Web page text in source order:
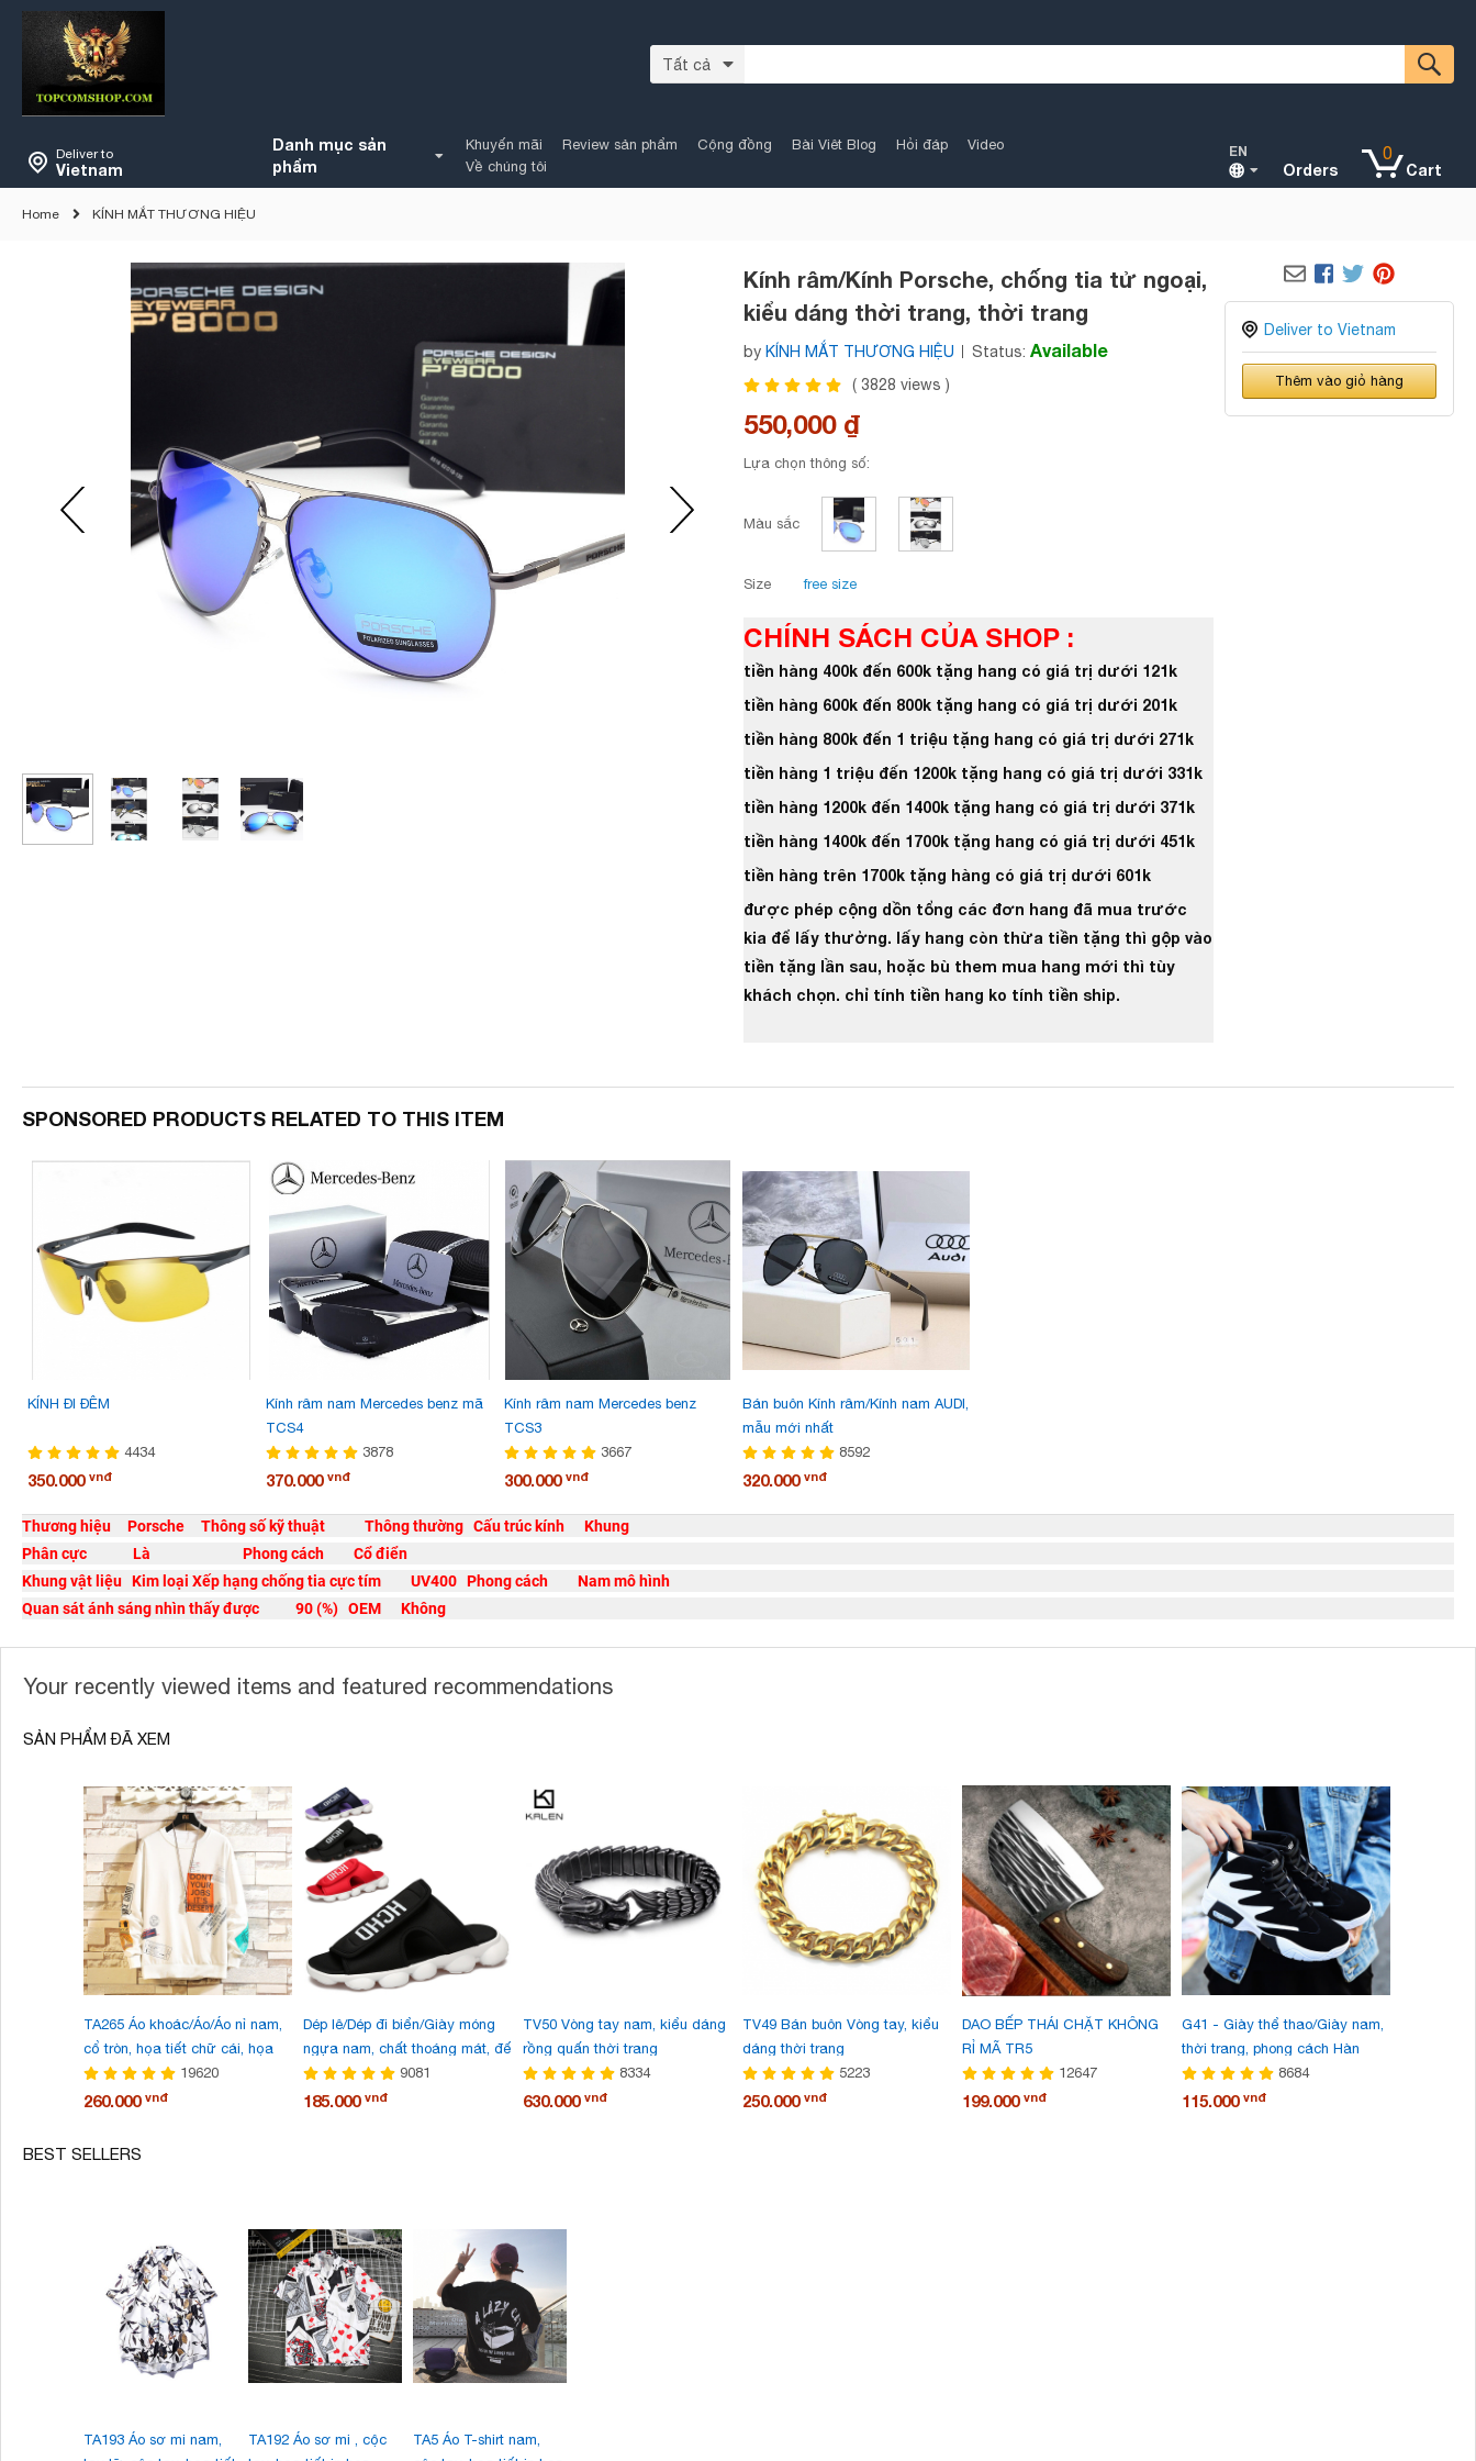
Tất cả
Deliver to
Vietnam
Danh mục sản
phẩm
Khuyến mãi Review sản phẩm Cộng đồng Bài Viêt Blog Hỏi đáp
Video
Về chúng tôi
EN
Orders
0
Cart
Home KÍNH MẮT THƯƠNG HIỆU
Kính râm/Kính Porsche, chống tia tử ngoại,
kiểu dáng thời trang, thời trang
by KÍNH MẮT THƯƠNG HIỆU Status: Available
( 3828 views )
550,000 ₫
Lựa chọn thông số:
Màu sắc
Size free size
CHÍNH SÁCH CỦA SHOP :
tiền hàng 400k đến 600k tặng hang có giá trị dưới 121k
tiền hàng 600k đến 800k tặng hang có giá trị dưới 201k
tiền hàng 800k đến 1 triệu tặng hang có giá trị dưới 271k
tiền hàng 1 triệu đến 1200k tặng hang có giá trị dưới 331k
tiền hàng 1200k đến 1400k tặng hang có giá trị dưới 371k
tiền hàng 1400k đến 1700k tặng hang có giá trị dưới 451k
tiền hàng trên 1700k tặng hàng có giá trị dưới 601k
được phép cộng dồn tổng các đơn hang đã mua trước
kia để lấy thưởng. lấy hang còn thừa tiền tặng thì gộp vào
tiền tặng lần sau, hoặc bù them mua hang mới thì tùy
khách chọn. chỉ tính tiền hang ko tính tiền ship.
Deliver to Vietnam
Thêm vào giỏ hàng
SPONSORED PRODUCTS RELATED TO THIS ITEM
KÍNH ĐI ĐÊM
4434
350.000 vnđ
Kính râm nam Mercedes benz mã
TCS4
3878
370.000 vnđ
Kính râm nam Mercedes benz
TCS3
3667
300.000 vnđ
Bán buôn Kính râm/Kính nam AUDI,
mẫu mới nhất
8592
320.000 vnđ
Thương hiệu Porsche
Thông số kỹ thuật Thông thường Cấu trúc kính Khung
Phân cực Là Phong cách Cổ điển
Khung vật liệu Kim loại Xếp hạng chống tia cực tím UV400 Phong cách Nam mô hình
Quan sát ánh sáng nhìn thấy được 90 (%) OEM Không
Your recently viewed items and featured recommendations
SẢN PHẨM ĐÃ XEM
TA265 Áo khoác/Áo/Áo nỉ nam,
cổ tròn, họa tiết chữ cái, họa
tiết in hoa, size lớn, phong cách
cá tính, kiểu dáng thời trang,
19620
260.000 vnđ
Dép lê/Dép đi biển/Giày móng
ngựa nam, chất thoáng mát, đế
dày, thời trang, phong cách
Hàn Quốc, phù hợp cho mùa
9081
185.000 vnđ
TV50 Vòng tay nam, kiểu dáng
rồng quấn thời trang
8334
630.000 vnđ
TV49 Bán buôn Vòng tay, kiểu
dáng thời trang
5223
250.000 vnđ
DAO BẾP THÁI CHẶT KHÔNG
RỈ MÃ TR5
12647
199.000 vnđ
G41 - Giày thể thao/Giày nam,
thời trang, phong cách Hàn
Quốc, dễ kết hợp, phù hợp cho
mùa xuân, cập nhật xu hướng
8684
115.000 vnđ
BEST SELLERS
TA193 Áo sơ mi nam,
TA192 Áo sơ mi , cộc
TA5 Áo T-shirt nam,